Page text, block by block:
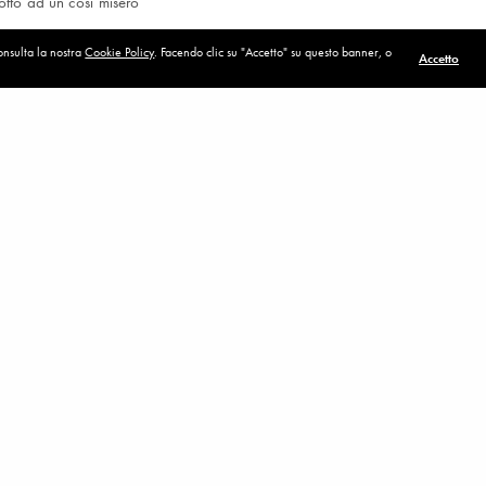
nuovo mondo è
da anni, quando
la nostraCookie Policy. Facendo clic su "Accetto" su questo banner, o Accetto